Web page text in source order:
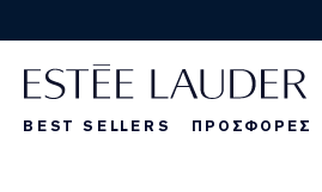
BEST SELLERS ΠΡΟΣΦΟΡΕΣ